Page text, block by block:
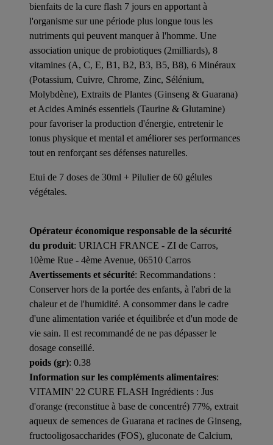
bienfaits de la cure flash 7 jours en apportant à
l'organisme sur une période plus longue tous les
nutriments qui peuvent manquer à l'homme. Une
association unique de probiotiques (2milliards), 8
vitamines (A, C, E, B1, B2, B3, B5, B8), 6 Minéraux
(Potassium, Cuivre, Chrome, Zinc, Sélénium,
Molybdène), Extraits de Plantes (Ginseng & Guarana)
et Acides Aminés essentiels (Taurine & Glutamine)
pour favoriser la production d'énergie, entretenir le
tonus physique et mental et améliorer ses performances
tout en renforçant ses défenses naturelles.
Etui de 7 doses de 30ml + Pilulier de 60 gélules
végétales.
Opérateur économique responsable de la sécurité
du produit: URIACH FRANCE - ZI de Carros,
10ème Rue - 4ème Avenue, 06510 Carros
Avertissements et sécurité: Recommandations :
Conserver hors de la portée des enfants, à l'abri de la
chaleur et de l'humidité. A consommer dans le cadre
d'une alimentation variée et équilibrée et d'un mode de
vie sain. Il est recommandé de ne pas dépasser le
dosage conseillé.
poids (gr): 0.38
Information sur les compléments alimentaires:
VITAMIN' 22 CURE FLASH Ingrédients : Jus
d'orange (reconstitue à base de concentré) 77%, extrait
aqueux de semences de Guarana et racines de Ginseng,
fructooligosaccharides (FOS), gluconate de Calcium,